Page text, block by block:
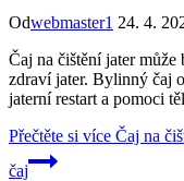
Odwebmaster1 24. 4.
Čaj na čištění jater
zdraví jater. Bylinný čaj
jaterní restart a pomoci
Přečtěte si více Čaj na
čaj